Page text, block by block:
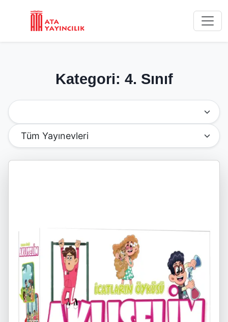
Kategori: 4. Sınıf
Kategoriye Göre Filtrele
Yayınevine Göre Filtrele